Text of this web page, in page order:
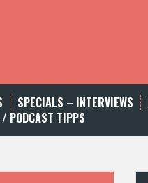
SPECIALS – INTERVIEWS
/ PODCAST TIPPS